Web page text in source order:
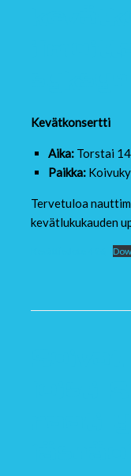
Kevätkonsertti
Aika: Torstai
Paikka:
Tervetuloa
kevätlukukauden